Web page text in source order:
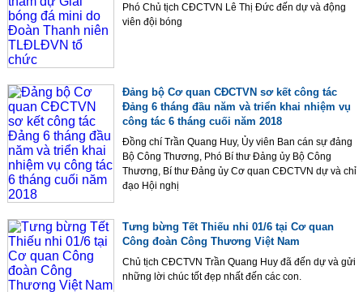
Phó Chủ tịch CĐCTVN Lê Thị Đức đến dự và động
viên đội bóng
Đảng bộ Cơ quan CĐCTVN sơ kết công tác
Đảng 6 tháng đầu năm và triển khai nhiệm vụ
công tác 6 tháng cuối năm 2018
Đồng chí Trần Quang Huy, Ủy viên Ban cán sự đảng
Bộ Công Thương, Phó Bí thư Đảng ủy Bộ Công
Thương, Bí thư Đảng ủy Cơ quan CĐCTVN dự và chỉ
đạo Hội nghị
Tưng bừng Tết Thiếu nhi 01/6 tại Cơ quan
Công đoàn Công Thương Việt Nam
Chủ tịch CĐCTVN Trần Quang Huy đã đến dự và gửi
những lời chúc tốt đẹp nhất đến các con.